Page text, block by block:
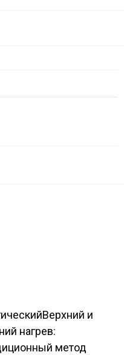
Верхний и
нагрев:
метод